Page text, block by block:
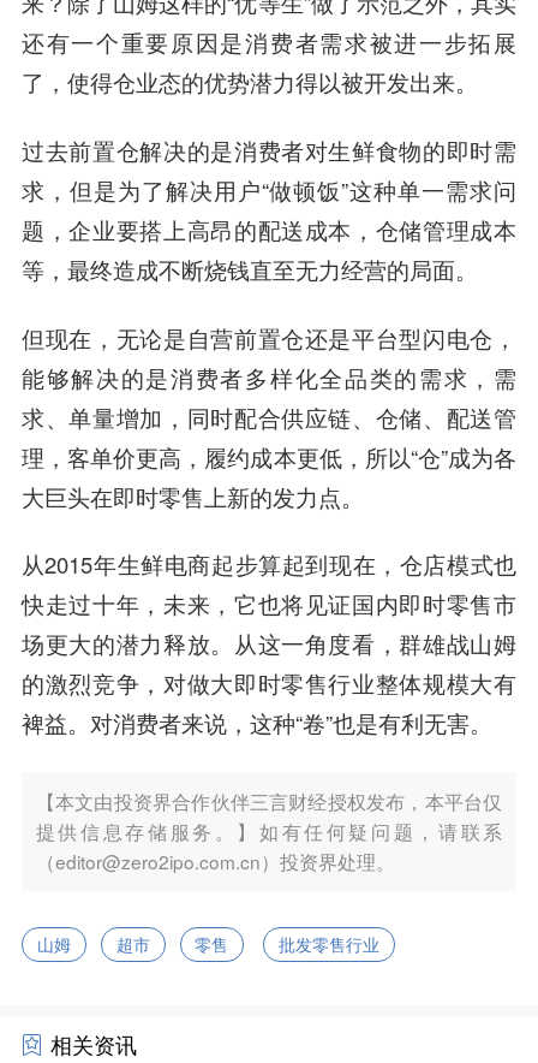
还有一个重要原因是消费者需求被进一步拓展
了，使得仓业态的优势潜力得以被开发出来。
过去前置仓解决的是消费者对生鲜食物的即时需
求，但是为了解决用户“做顿饭”这种单一需求问
题，企业要搭上高昂的配送成本，仓储管理成本
等，最终造成不断烧钱直至无力经营的局面。
但现在，无论是自营前置仓还是平台型闪电仓，
能够解决的是消费者多样化全品类的需求，需
求、单量增加，同时配合供应链、仓储、配送管
理，客单价更高，履约成本更低，所以“仓”成为各
大巨头在即时零售上新的发力点。
从2015年生鲜电商起步算起到现在，仓店模式也
快走过十年，未来，它也将见证国内即时零售市
场更大的潜力释放。从这一角度看，群雄战山姆
的激烈竞争，对做大即时零售行业整体规模大有
裨益。对消费者来说，这种“卷”也是有利无害。
【本文由投资界合作伙伴三言财经授权发布，本平台仅
提供信息存储服务。】如有任何疑问题，请联系
（editor@zero2ipo.com.cn）投资界处理。
山姆 超市 零售 批发零售行业
相关资讯